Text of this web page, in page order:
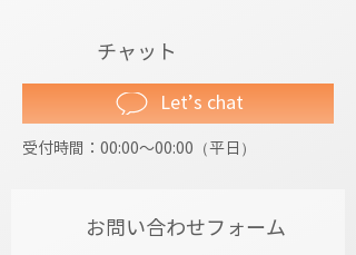
チャット
Let’s chat
受付時間：00:00～00:00（平日）
​お問い合わせフォーム